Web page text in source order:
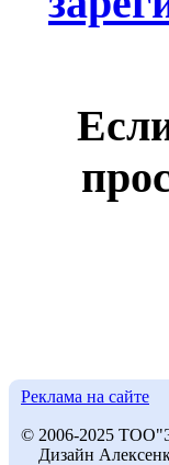
Реклама на сайте
© 2006-2025
Дизайн